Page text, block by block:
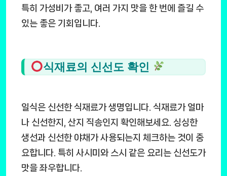
특히 가성비가 좋고, 여러 가지 맛을 한 번에 즐길 수
있는 좋은 기회입니다.
식재료의 신선도 확인
일식은 신선한 식재료가 생명입니다. 식재료가 얼마
나 신선한지, 산지 직송인지 확인해보세요. 싱싱한
생선과 신선한 야채가 사용되는지 체크하는 것이 중
요합니다. 특히 사시미와 스시 같은 요리는 신선도가
맛을 좌우합니다.